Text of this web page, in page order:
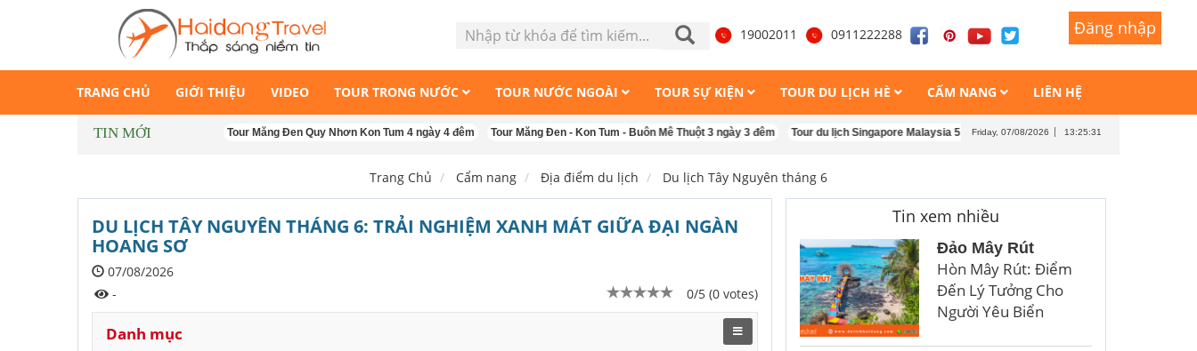
Đăng nhập
19002011 0911222288 Đăng nhập
TRANG CHỦ GIỚI THIỆU VIDEO TOUR TRONG NƯỚC TOUR NƯỚC NGOÀI TOUR SỰ KIỆN TOUR DU LỊCH HÈ CẨM NANG LIÊN HỆ
TIN MỚI Tour Măng Đen Quy Nhơn Kon Tum 4 ngày 4 đêm Tour Măng Đen - Kon Tum - Buôn Mê Thuột 3 ngày 3 đêm Tour du lịch Singapore Malaysia 5 ngày 4 đêm Tour du lịch Singapore Malaysia 4 ngày
Friday, 07/08/2026 13:25:33
Trang Chủ Cẩm nang Địa điểm du lịch Du lịch Tây Nguyên tháng 6
DU LỊCH TÂY NGUYÊN THÁNG 6: TRẢI NGHIỆM XANH MÁT GIỮA ĐẠI NGÀN
HOANG SƠ
07/08/2026
0/5 (0 votes)
-
Danh mục
Tin xem nhiều
Đảo Mây Rút
Hòn Mây Rút: Điểm
Đến Lý Tưởng Cho
Người Yêu Biển